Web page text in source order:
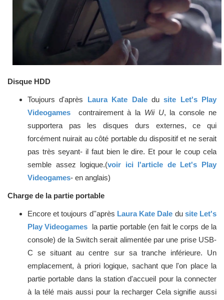
Disque HDD
Toujours d'après Laura Kate Daledu site Let's Play
Videogames
contrairement à la Wii U, la console ne
supportera pas les disques durs externes, ce qui
forcément nuirait au côté portable du dispositif et ne serait
pas très seyant- il faut bien le dire. Et pour le coup cela
semble assez logique.(voir ici l'article de Let's Play
Videogames- en anglais)
Charge de la partie portable
Encore et toujours d''après Laura Kate Dale du site Let's
Play Videogames la partie portable (en fait le corps de la
console) de la Switch serait alimentée par une prise USB-
C se situant au centre sur sa tranche inférieure. Un
emplacement, à priori logique, sachant que l'on place la
partie portable dans la station d'accueil pour la connecter
à la télé mais aussi pour la recharger Cela signifie aussi